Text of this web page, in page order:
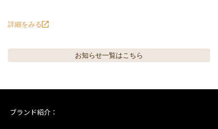
詳細をみる
お知らせ一覧はこちら
ブランド紹介：